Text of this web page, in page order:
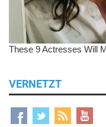
VERNETZT